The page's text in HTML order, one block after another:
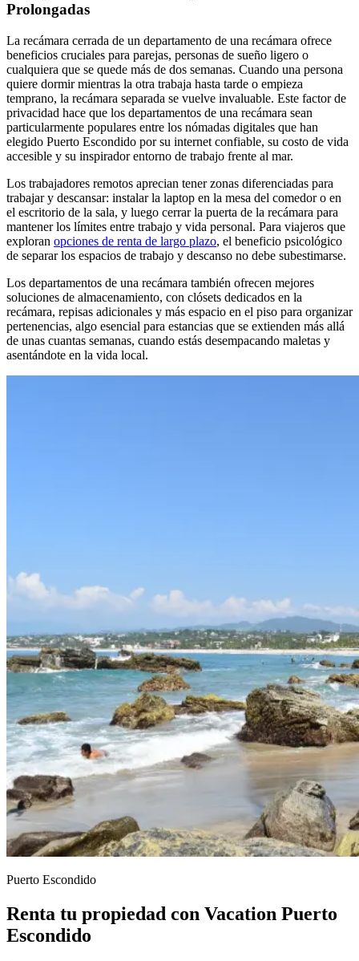
Prolongadas
La recámara cerrada de un departamento de una recámara ofrece
beneficios cruciales para parejas, personas de sueño ligero o
cualquiera que se quede más de dos semanas. Cuando una persona
quiere dormir mientras la otra trabaja hasta tarde o empieza
temprano, la recámara separada se vuelve invaluable. Este factor de
privacidad hace que los departamentos de una recámara sean
particularmente populares entre los nómadas digitales que han
elegido Puerto Escondido por su internet confiable, su costo de vida
accesible y su inspirador entorno de trabajo frente al mar.
Los trabajadores remotos aprecian tener zonas diferenciadas para
trabajar y descansar: instalar la laptop en la mesa del comedor o en
el escritorio de la sala, y luego cerrar la puerta de la recámara para
mantener los límites entre trabajo y vida personal. Para viajeros que
exploran opciones de renta de largo plazo, el beneficio psicológico
de separar los espacios de trabajo y descanso no debe subestimarse.
Los departamentos de una recámara también ofrecen mejores
soluciones de almacenamiento, con clósets dedicados en la
recámara, repisas adicionales y más espacio en el piso para organizar
pertenencias, algo esencial para estancias que se extienden más allá
de unas cuantas semanas, cuando estás desempacando maletas y
asentándote en la vida local.
Puerto Escondido
Renta tu propiedad con Vacation Puerto
Escondido